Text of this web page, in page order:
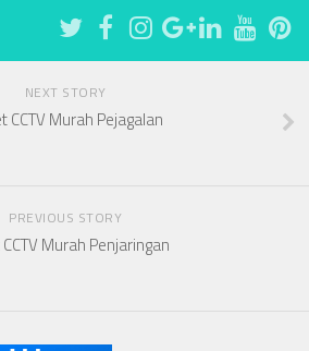
NEXT STORY
CCTV Murah Pejagalan
PREVIOUS STORY
Murah Penjaringan